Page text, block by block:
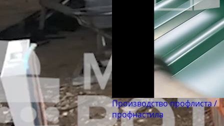
Производство профлиста /
профнастила